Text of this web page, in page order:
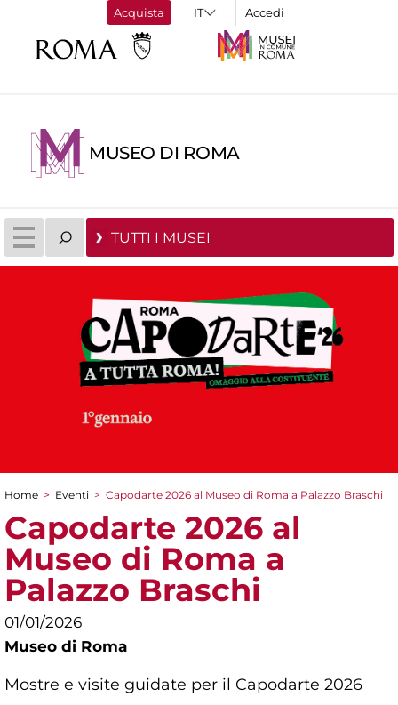
Acquista Accedi
MUSEO DI ROMA
TUTTI I MUSEI
Tu sei qui
Home > Eventi > Capodarte 2026 al Museo di Roma a Palazzo Braschi
Capodarte 2026 al
Museo di Roma a
Palazzo Braschi
01/01/2026
Museo di Roma
Mostre e visite guidate per il Capodarte 2026